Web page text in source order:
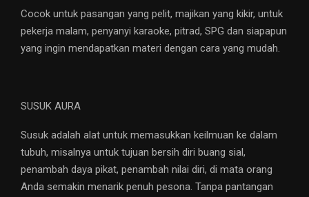
Cocok untuk pasangan yang pelit, majikan yang kikir, untuk
pekerja malam, penyanyi karaoke, pitrad, SPG dan siapapun
yang ingin mendapatkan materi dengan cara yang mudah.
SUSUK AURA
Susuk adalah alat untuk memasukkan keilmuan ke dalam
tubuh, misalnya untuk tujuan bersih diri buang sial,
penambah daya pikat, penambah nilai diri, di mata orang
Anda semakin menarik penuh pesona. Tanpa pantangan